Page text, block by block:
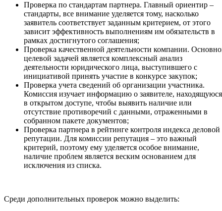
Проверка по стандартам партнера. Главный ориентир –
стандарты, все внимание уделяется тому, насколько
заявитель соответствует заданным критерием, от этого
зависит эффективность выполнениям им обязательств в
рамках достигнутого соглашения;
Проверка качественной деятельности компании.
целевой задачей является комплексный анализ
деятельности юридического лица, выступившего с
инициативой принять участие в конкурсе закупок;
Проверка учета сведений об организации участника.
Комиссия изучает информацию о заявителе, находящуюся
в открытом доступе, чтобы выявить наличие или
отсутствие противоречий с данными, отраженными в
собранном пакете документов;
Проверка партнера в рейтинге контроля индекса деловой
репутации. Для комиссии репутация – это важный
критерий, поэтому ему уделяется особое внимание,
наличие проблем является веским основанием для
исключения из списка.
Среди дополнительных проверок можно выделить: